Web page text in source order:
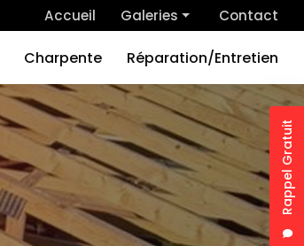
Rappel Gratuit
Accueil
Galeries
Zinguerie
Charpente
Réparation/Entretien
Contact
Charpente Réparation/Entretien